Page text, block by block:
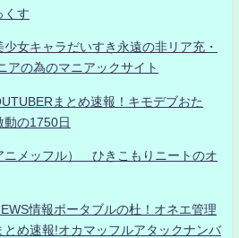
くす
女キャラだいすき永遠の非リア充・
アの為のマニアックサイト
まとめ速報！キモデブおた
動の1750日
ニメッフル） ひきこもりニートのオ
情報ポータブルの杜！オネエ管理
とめ速報!オカマッフルアタックナンバ